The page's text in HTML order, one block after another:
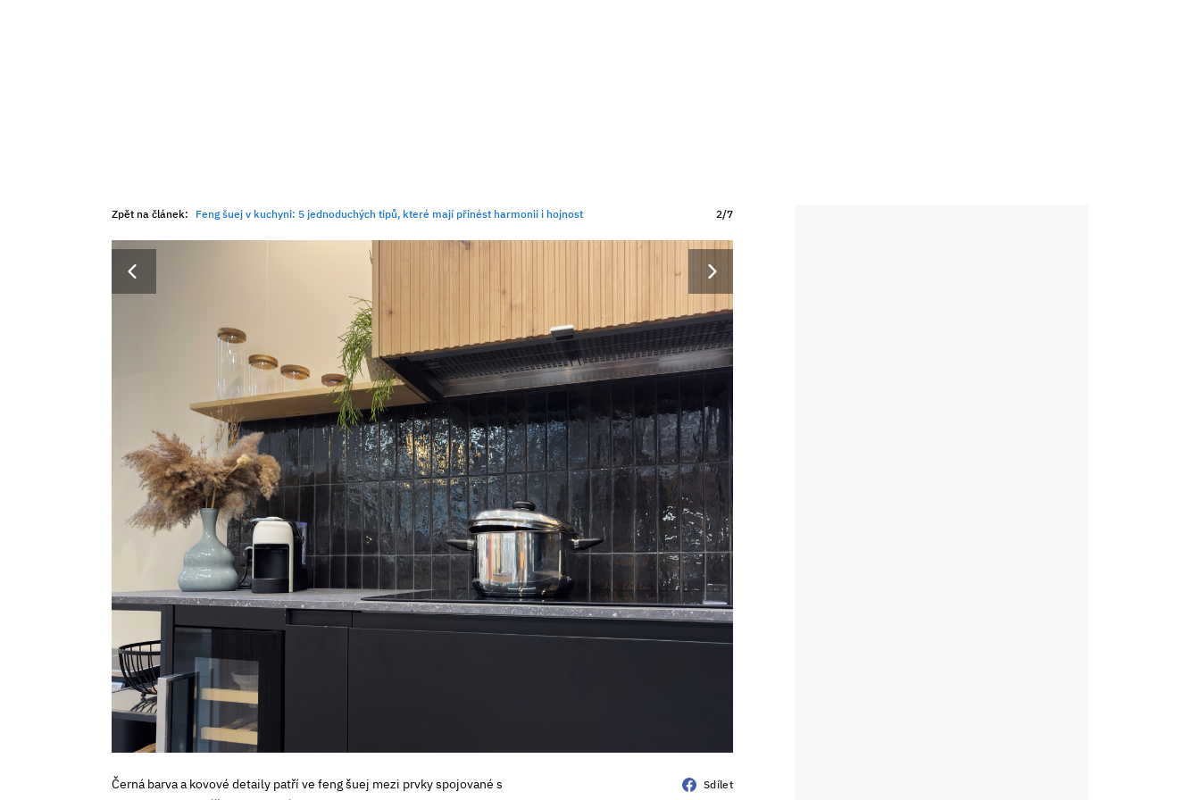
Zpět na článek: Feng šuej v kuchyni: 5 jednoduchých tipů, které mají přinést harmonii i hojnost 2/7
Černá barva a kovové detaily patří ve feng šuej mezi prvky spojované s
Sdílet